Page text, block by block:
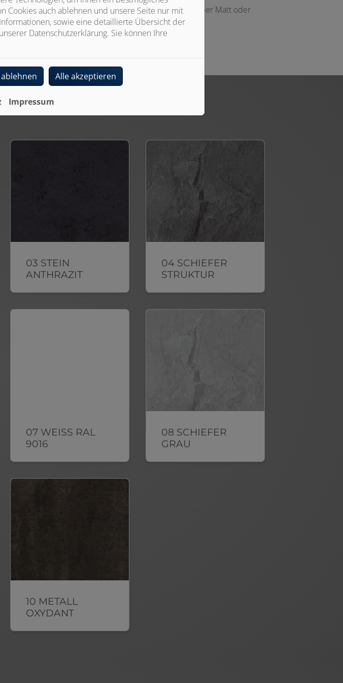
Kundenwunsch – mittels Verbindungsprofilen in Silber Matt oder
03 STEIN
ANTHRAZIT
04 SCHIEFER
STRUKTUR
07 WEISS RAL
9016
08 SCHIEFER
GRAU
10 METALL
OXYDANT
Cookies auch ablehnen und unsere Seite nur mit
sowie eine detaillierte Übersicht der
Datenschutzerklärung. Sie können Ihre
Alle akzeptieren
Impressum